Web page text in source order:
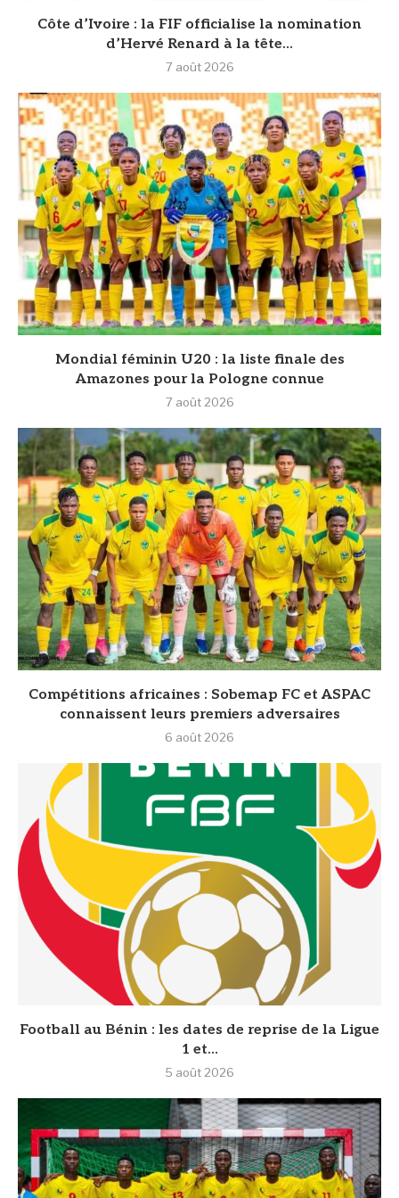
Côte d’Ivoire : la FIF officialise la nomination
d’Hervé Renard à la tête...
7 août 2026
Mondial féminin U20 : la liste finale des
Amazones pour la Pologne connue
7 août 2026
Compétitions africaines : Sobemap FC et ASPAC
connaissent leurs premiers adversaires
6 août 2026
Football au Bénin : les dates de reprise de la Ligue
1 et...
5 août 2026